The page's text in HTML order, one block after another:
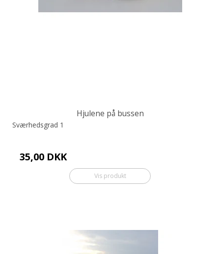
Hjulene på bussen
Sværhedsgrad 1
35,00 DKK
Vis produkt